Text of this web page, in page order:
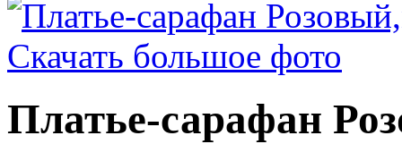
Скачать большое фото
Платье-сарафан